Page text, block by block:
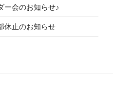
会のお知らせ♪
休止のお知らせ